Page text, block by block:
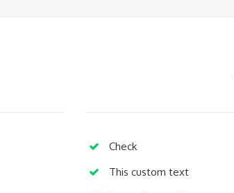
Check
This custom text